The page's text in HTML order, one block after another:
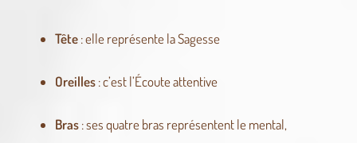
Tête: elle représente la Sagesse
Oreilles: c’est l’Écoute attentive
Bras: ses quatre bras représentent le mental,